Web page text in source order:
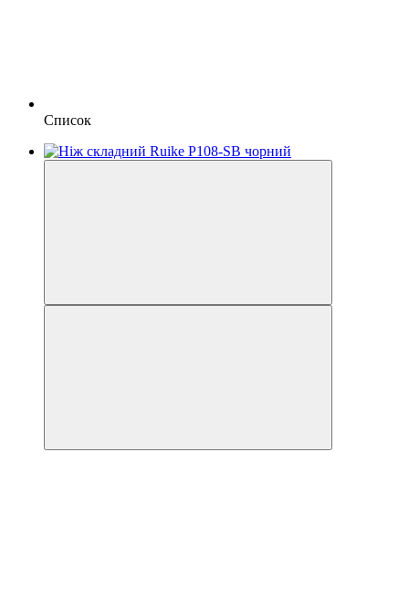
Список